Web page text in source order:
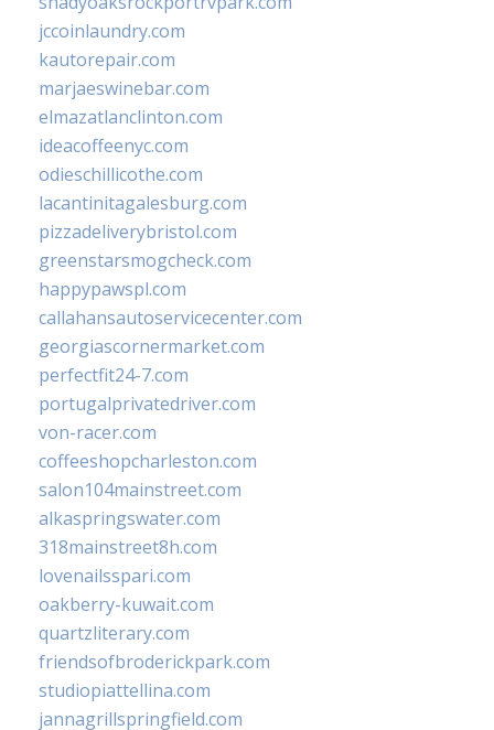
jccoinlaundry.com
kautorepair.com
marjaeswinebar.com
elmazatlanclinton.com
ideacoffeenyc.com
odieschillicothe.com
lacantinitagalesburg.com
pizzadeliverybristol.com
greenstarsmogcheck.com
happypawspl.com
callahansautoservicecenter.com
georgiascornermarket.com
perfectfit24-7.com
portugalprivatedriver.com
von-racer.com
coffeeshopcharleston.com
salon104mainstreet.com
alkaspringswater.com
318mainstreet8h.com
lovenailsspari.com
oakberry-kuwait.com
quartzliterary.com
friendsofbroderickpark.com
studiopiattellina.com
jannagrillspringfield.com